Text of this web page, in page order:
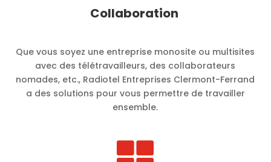
Collaboration
Que vous soyez une entreprise monosite ou multisites
avec des télétravailleurs, des collaborateurs
nomades, etc., Radiotel Entreprises Clermont-Ferrand
a des solutions pour vous permettre de travailler
ensemble.